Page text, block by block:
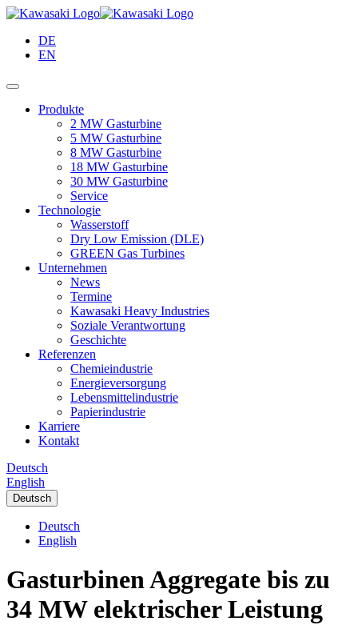
Springe
Inhalt
DE
EN
Produkte
2 MW Gasturbine
5 MW Gasturbine
8 MW Gasturbine
18 MW Gasturbine
30 MW Gasturbine
Service
Technologie
Wasserstoff
Dry Low Emission (DLE)
GREEN Gas Turbines
Unternehmen
News
Termine
Kawasaki Heavy Industries
Soziale Verantwortung
Geschichte
Referenzen
Chemieindustrie
Energieversorgung
Lebensmittelindustrie
Papierindustrie
Karriere
Kontakt
Deutsch
English
Deutsch
Deutsch
English
Gasturbinen Aggregate bis zu
34 MW elektrischer Leistung